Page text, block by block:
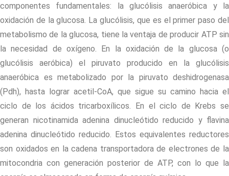
componentes fundamentales: la glucólisis anaeróbica y la
oxidación de la glucosa. La glucólisis, que es el primer paso del
metabolismo de la glucosa, tiene la ventaja de producir ATP sin
la necesidad de oxígeno. En la oxidación de la glucosa (o
glucólisis aeróbica) el piruvato producido en la glucólisis
anaeróbica es metabolizado por la piruvato deshidrogenasa
(Pdh), hasta lograr acetil-CoA, que sigue su camino hacia el
ciclo de los ácidos tricarboxílicos. En el ciclo de Krebs se
generan nicotinamida adenina dinucleótido reducido y flavina
adenina dinucleótido reducido. Estos equivalentes reductores
son oxidados en la cadena transportadora de electrones de la
mitocondria con generación posterior de ATP, con lo que la